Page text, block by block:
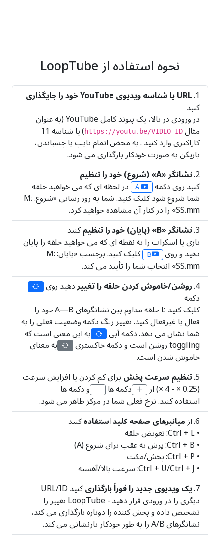
نحوه استفاده از LoopTube
URL یا شناسه ویدیوی YouTube خود را جایگذاری
کنید
در ورودی در بالا، یک پیوند کامل YouTube (به عنوان
مثال https://youtu.be/VIDEO_ID ) یا شناسه 11
کاراکتری وارد کنید . به محض اتمام تایپ یا چسباندن،
بازیکن به صورت خودکار بارگذاری می شود.
نشانگر «A» (شروع) خود را تنظیم
کنید روی دکمه A در لحظه ای که می خواهید حلقه
شما شروع شود کلیک کنید. شما به روز رسانی «شروع: M:
SS.mm» را در کنار آن مشاهده خواهید کرد.
نشانگر «B» (پایان) خود را تنظیم
کنید
بازی یا اسکراب را به نقطه ای که می خواهید حلقه را پایان
دهید و روی B کلیک کنید. برچسب «پایان: M:
SS.mm» انتخاب شما را تأیید می کند.
روشن/خاموش کردن حلقه را تغییردهید روی
دکمه
کلیک کنید تا حلقه مداوم بین نشانگرهای A—B خود را
فعال یا غیرفعال کنید. تغییر رنگ دکمه وضعیت فعلی را به
شما نشان می دهد. دکمه آبی به این معنی است که
toggling روشن است و دکمه خاکستری به معنای
خاموش شدن است.
تنظیم سرعت پخشبرای کم کردن یا افزایش سرعت
(0.25 × - 4 ×) از دکمه ها و دکمه ها
استفاده کنید. نرخ فعلی شما در مرکز ظاهر می شود.
ازمیانبرهای صفحه کلید استفادهکنید
• Ctrl + L: تعویض حلقه
• Ctrl + B: پرش به عقب برای شروع (A)
• Ctrl + P: پخش/مکث
• Ctrl + U/Ctrl + J: سرعت بالا/آهسته
یک ویدیوی جدید را فوراً بارگذاریکنید URL/ID
دیگری را در ورودی قرار دهید - LoopTube تغییر را
تشخیص داده و پخش کننده را دوباره بارگذاری می کند،
نشانگرهای A/B را به طور خودکار بازنشانی می کند.